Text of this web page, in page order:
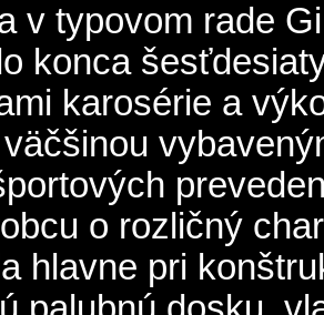
v typovom rade
konca
karosérie a
o rozličný
hlavne pri